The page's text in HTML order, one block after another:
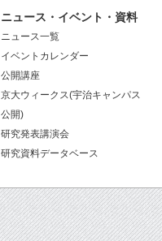
ニュース・イベント・資料
ニュース一覧
イベントカレンダー
公開講座
京大ウィークス(宇治キャンパス
公開)
研究発表講演会
研究資料データベース